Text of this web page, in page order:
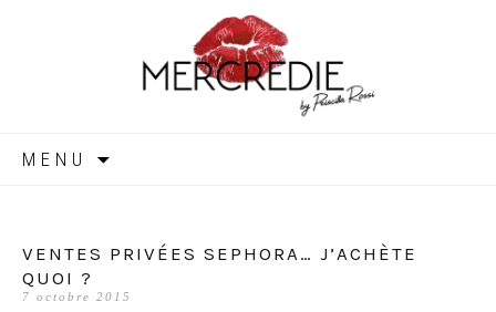
MERCREDIE
MENU
VENTES PRIVÉES SEPHORA… J’ACHÈTE
QUOI ?
7 octobre 2015